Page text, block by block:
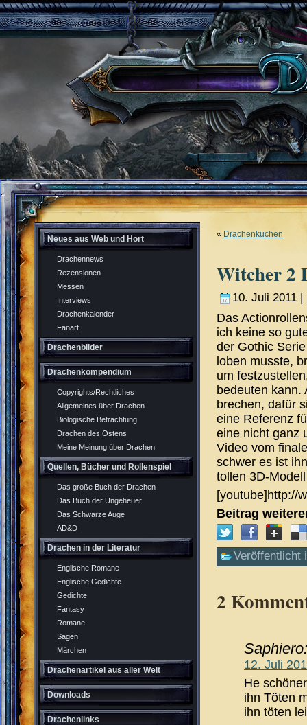
Neues aus Web und Hort
Drachennews
Rezensionen
Messen
Interviews
Drachenkalender
Fanart
Drachenbilder
Drachenkompendium
Copyrights/Rechtliches
Allgemeines über Drachen
Biologische Betrachtung
Drachen des Ostens
Meine Meinung über Drachen
Quellen, Bücher und Rollenspiel
Das große Buch der Drachen
Das Buch der Ungeheuer
Das Schwarze Auge
AD&D
Drachen in der Literatur
Englische Romane
Englische Gedichte
Gedichte
Fantasy
Romane
Sagen
Märchen
Drachenartikel aus aller Welt
Downloads
Drachenlinks
« Drachenkuchen
Witcher 2
10. Juli 2011 |
Das
ich keine so
der Gothic
loben musste,
um
bedeuten kann.
brechen, dafür
eine Referenz
eine nicht ganz
Video vom
schwer es ist
tollen 3D-
[youtube]http://
Beitrag
Veröffentlicht
2
Saphiero:
12. Juli
He
ihn Töten
ihn töten